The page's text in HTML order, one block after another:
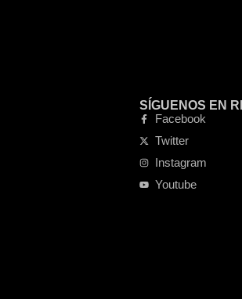
SÍGUENOS EN
Facebook
Twitter
Instagram
Youtube